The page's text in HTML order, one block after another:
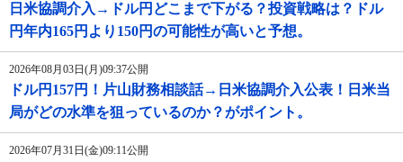
日米協調介入→ドル円どこまで下がる？投資戦略は？ドル
円年内165円より150円の可能性が高いと予想。
2026年08月03日(月)09:37公開
ドル円157円！片山財務相談話→日米協調介入公表！日米当
局がどの水準を狙っているのか？がポイント。
2026年07月31日(金)09:11公開